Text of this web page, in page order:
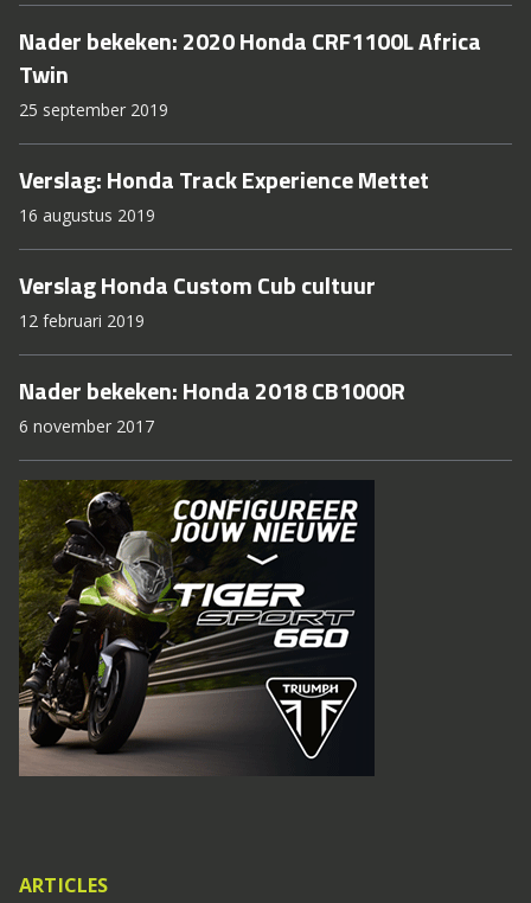
Nader bekeken: 2020 Honda CRF1100L Africa
Twin
25 september 2019
Verslag: Honda Track Experience Mettet
16 augustus 2019
Verslag Honda Custom Cub cultuur
12 februari 2019
Nader bekeken: Honda 2018 CB1000R
6 november 2017
ARTICLES